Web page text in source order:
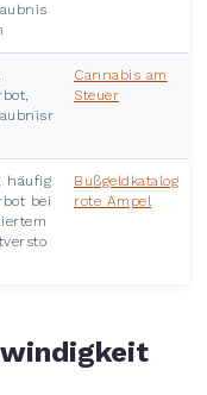
Cannabis am
Steuer
häufig
bei
Bußgeldkatalog
rote Ampel